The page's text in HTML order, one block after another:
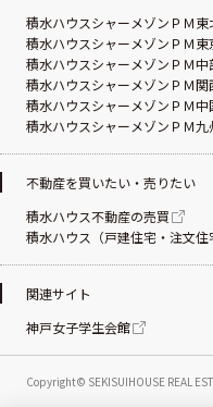
Copyright© SEKISUIHOUSE REAL
積水ハウスシャーメゾンＰＭ東
積水ハウスシャーメゾンＰＭ東
積水ハウスシャーメゾンＰＭ中
積水ハウスシャーメゾンＰＭ関
積水ハウスシャーメゾンＰＭ中
積水ハウスシャーメゾンＰＭ九
不動産を買いたい・売りたい
積水ハウス不動産の売買
積水ハウス（戸建住宅・注文住
関連サイト
神戸女子学生会館